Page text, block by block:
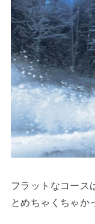
フラットなコース
とめちゃくちゃか